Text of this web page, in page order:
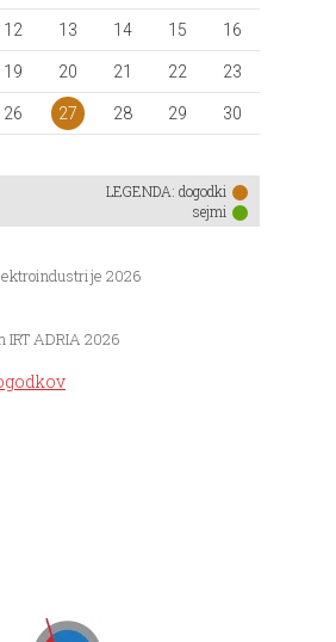
12 13 14 15 16
19 20 21 22 23
26 27 28 29 30
LEGENDA: dogodki
sejmi
2026
ADRIA 2026